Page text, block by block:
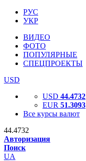
РУС
УКР
ВИДЕО
ФОТО
ПОПУЛЯРНЫЕ
СПЕЦПРОЕКТЫ
USD
USD 44.4732
EUR 51.3093
Все курсы валют
44.4732
Авторизация
Поиск
UA